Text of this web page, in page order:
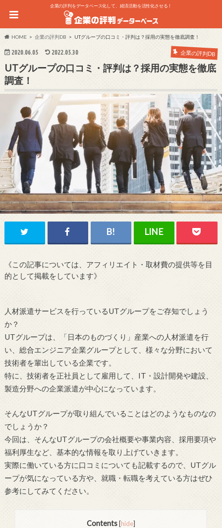
企業の評判をデータベース化して、経済活動を活性化させる！
HOME 企業の評判DB UTグループの口コミ・評判は？採用の実態を徹底調査！
2020.06.05 2022.05.30 企業の評判DB
UTグループの口コミ・評判は？採用の実態を徹底
調査！
《この記事については、アフィリエイト・取材費の提供等を目
的として掲載をしています》
人材派遣サービスを行っているUTグループをご存知でしょう
か？
UTグループは、「日本のものづくり」産業への人材派遣を行
い、総合エンジニア企業グループとして、様々な分野において
技術者を輩出している企業です。
特に、技術者を正社員として雇用して、IT・設計開発や建設、
製造分野への企業派遣が中心になっています。
そんなUTグループが取り組んでいることはどのようなものなの
でしょうか？
今回は、そんなUTグループの会社概要や事業内容、採用要項や
福利厚生など、基本的な情報を取り上げていきます。
実際に働いている方に口コミについても記載するので、UTグル
ープが気になっている方や、就職・転職を考えている方はぜひ
参考にしてみてください。
Contents [hide]